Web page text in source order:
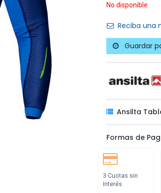
No disponible
Reciba una
Guardar
Ansilta
Formas de
3 Cuotas sin
Interés